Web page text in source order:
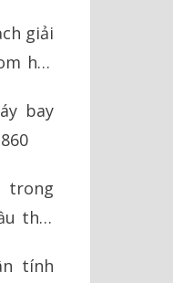
giải
hạt
bay
trong
thời
tính